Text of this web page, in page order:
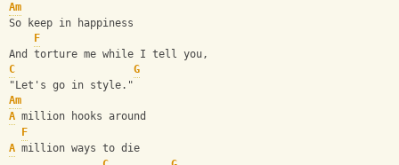
Am
So keep in happiness
F
And torture me while I tell you,
C
G
"Let's go in style."
Am
A million hooks around
F
A million ways to die